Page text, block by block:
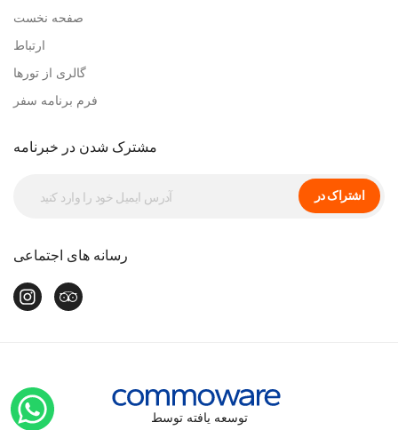
صفحه نخست
ارتباط
گالری از تورها
فرم برنامه سفر
مشترک شدن در خبرنامه
اشتراک در
رسانه های اجتماعی
توسعه یافته توسط